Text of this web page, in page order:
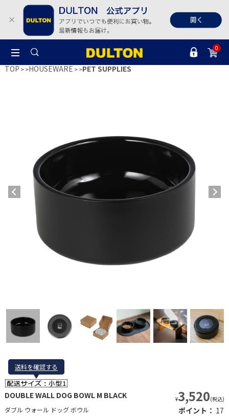
0
TOP >HOUSEWARE >PET SUPPLIES
送料を確認する
送料を確認する
DOUBLE WALL DOG BOWL M BLACK
ダブル ウォール ドッグ ボウル
¥3,520(税込)
ポイント： 17